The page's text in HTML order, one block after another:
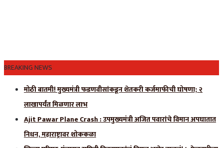
BREAKING NEWS
मोठी बातमी! मुख्यमंत्री फडणवीसांकडून शेतकरी कर्जमाफीची घोषणा; २
लाखापर्यंत मिळणार लाभ
Ajit Pawar Plane Crash : उपमुख्यमंत्री अजित पवारांचे विमान अपघातात
निधन, महाराष्ट्रावर शोककळा